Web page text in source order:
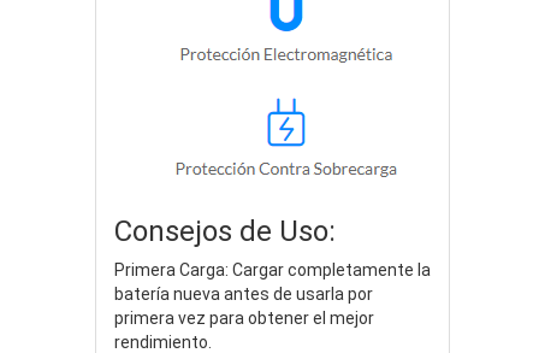
Consejos de Uso:
Primera Carga: Cargar completamente la
batería nueva antes de usarla por
primera vez para obtener el mejor
rendimiento.